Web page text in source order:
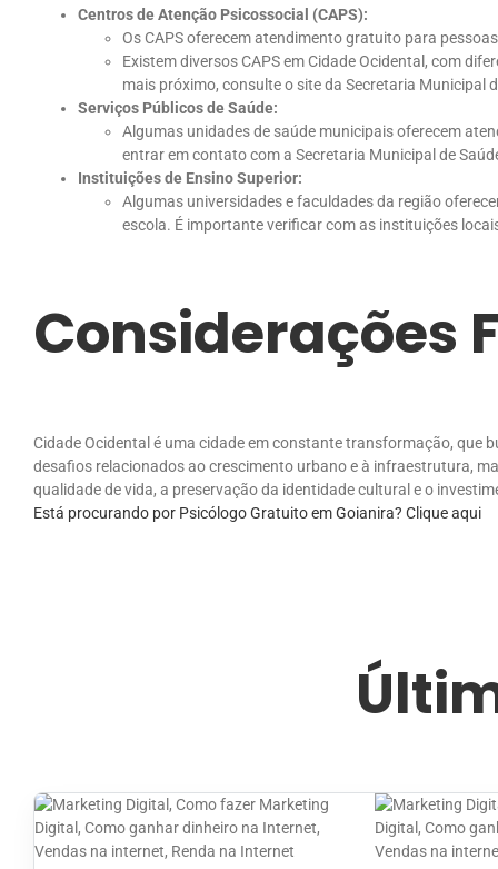
Centros de Atenção Psicossocial (CAPS):
Os CAPS oferecem atendimento gratuito para
Existem diversos CAPS em Cidade Ocidental, com
mais próximo, consulte o site da Secretaria Municipal
Serviços Públicos de Saúde:
Algumas unidades de saúde municipais oferecem
entrar em contato com a Secretaria Municipal de
Instituições de Ensino Superior:
Algumas universidades e faculdades da região
escola. É importante verificar com as instituições
Considerações
Cidade Ocidental é uma cidade em constante transformação,
desafios relacionados ao crescimento urbano e à infraestrutura,
qualidade de vida, a preservação da identidade cultural e o
Está procurando por Psicólogo Gratuito em Goianira? Clique aqui